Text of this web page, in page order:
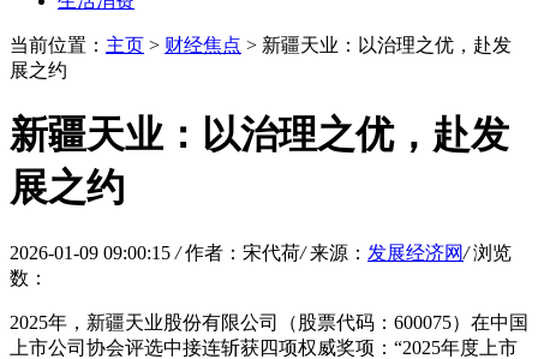
当前位置： 主页 > 财经焦点 > 新疆天业：以治理之优，赴发
展之约
新疆天业：以治理之优，赴发
展之约
2026-01-09 09:00:15 / 作者：宋代荷/ 来源： 发展经济网/ 浏览
数：
2025年，新疆天业股份有限公司（股票代码：600075）在中国
上市公司协会评选中接连斩获四项权威奖项：“2025年度上市